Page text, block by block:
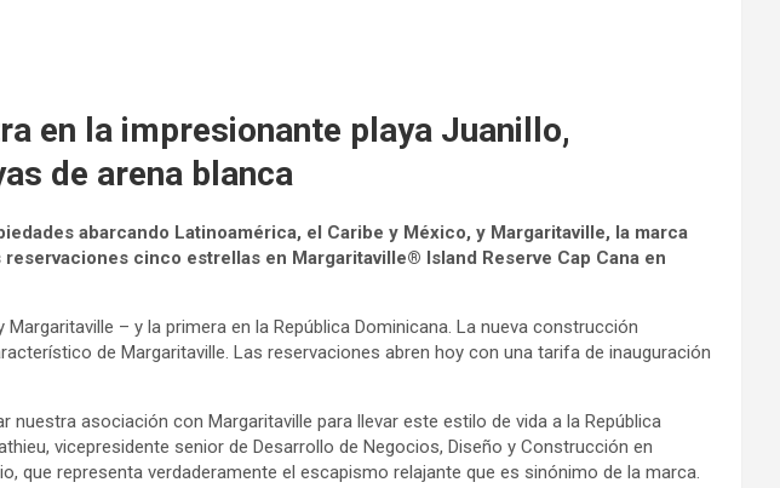
en la impresionante playa Juanillo,
de arena blanca
abarcando Latinoamérica, el Caribe y México, y Margaritaville, la marca
cinco estrellas en Margaritaville® Island Reserve Cap Cana en
– y la primera en la República Dominicana. La nueva construcción
de Margaritaville. Las reservaciones abren hoy con una tarifa de inauguración
asociación con Margaritaville para llevar este estilo de vida a la República
vicepresidente senior de Desarrollo de Negocios, Diseño y Construcción en
que representa verdaderamente el escapismo relajante que es sinónimo de la marca.